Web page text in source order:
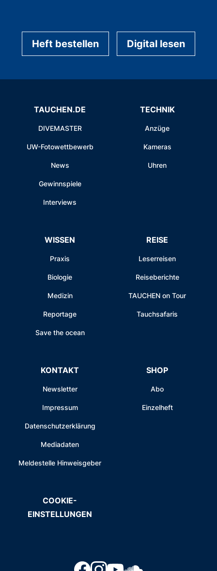
Heft bestellen Digital lesen
TAUCHEN.DE
DIVEMASTER
UW-Fotowettbewerb
News
Gewinnspiele
Interviews
TECHNIK
Anzüge
Kameras
Uhren
WISSEN
Praxis
Biologie
Medizin
Reportage
Save the ocean
REISE
Leserreisen
Reiseberichte
TAUCHEN on Tour
Tauchsafaris
KONTAKT
Newsletter
Impressum
Datenschutzerklärung
Mediadaten
Meldestelle Hinweisgeber
SHOP
Abo
Einzelheft
COOKIE-
EINSTELLUNGEN